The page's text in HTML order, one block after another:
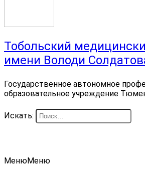
Тобольский
имени Володи
Государственное автономное
образовательное учреждение
Искать:
МенюМеню